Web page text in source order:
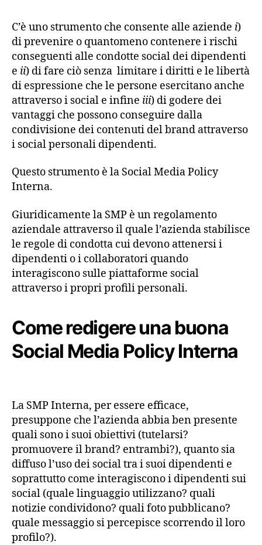
C’è uno strumento che consente alle aziende i)
di prevenire o quantomeno contenere i rischi
conseguenti alle condotte social dei dipendenti
e ii) di fare ciò senza limitare i diritti e le libertà
di espressione che le persone esercitano anche
attraverso i social e infine iii) di godere dei
vantaggi che possono conseguire dalla
condivisione dei contenuti del brand attraverso
i social personali dipendenti.
Questo strumento è la Social Media Policy
Interna.
Giuridicamente la SMP è un regolamento
aziendale attraverso il quale l’azienda stabilisce
le regole di condotta cui devono attenersi i
dipendenti o i collaboratori quando
interagiscono sulle piattaforme social
attraverso i propri profili personali.
Come redigere una buona
Social Media PolicyInterna
La SMP Interna, per essere efficace,
presuppone che l’azienda abbia ben presente
quali sono i suoi obiettivi (tutelarsi?
promuovere il brand? entrambi?), quanto sia
diffuso l’uso dei social tra i suoi dipendenti e
soprattutto come interagiscono i dipendenti sui
social (quale linguaggio utilizzano? quali
notizie condividono? quali foto pubblicano?
quale messaggio si percepisce scorrendo il loro
profilo?).